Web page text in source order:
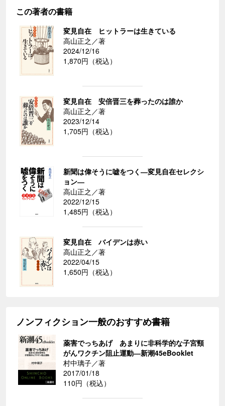
この著者の書籍
変見自在 ヒットラーは生きている
高山正之／著
2024/12/16
1,870円（税込）
変見自在 安倍晋三を葬ったのは誰か
高山正之／著
2023/12/14
1,705円（税込）
新聞は偉そうに嘘をつく―変見自在セレクシ
ョン―
高山正之／著
2022/12/15
1,485円（税込）
変見自在 バイデンは赤い
高山正之／著
2022/04/15
1,650円（税込）
ノンフィクション一般のおすすめ書籍
薬害でっちあげ あまりに非科学的な子宮頸
がんワクチン阻止運動―新潮45eBooklet
村中璃子／著
2017/01/18
110円（税込）